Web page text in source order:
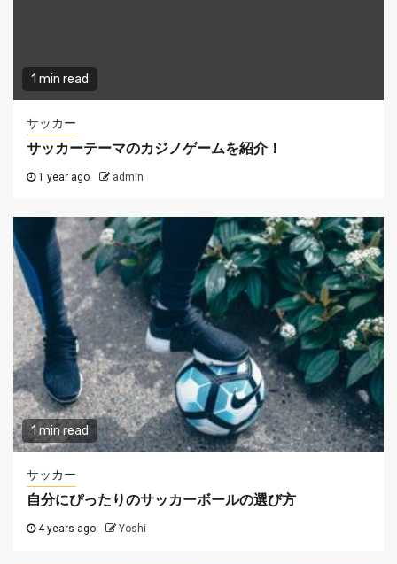
1 min read
サッカー
サッカーテーマのカジノゲームを紹介！
1 year ago admin
1 min read
サッカー
自分にぴったりのサッカーボールの選び方
4 years ago Yoshi